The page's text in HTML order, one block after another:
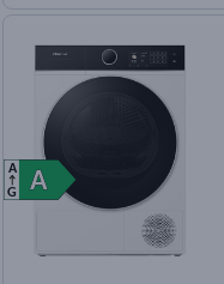
A
A
A
G